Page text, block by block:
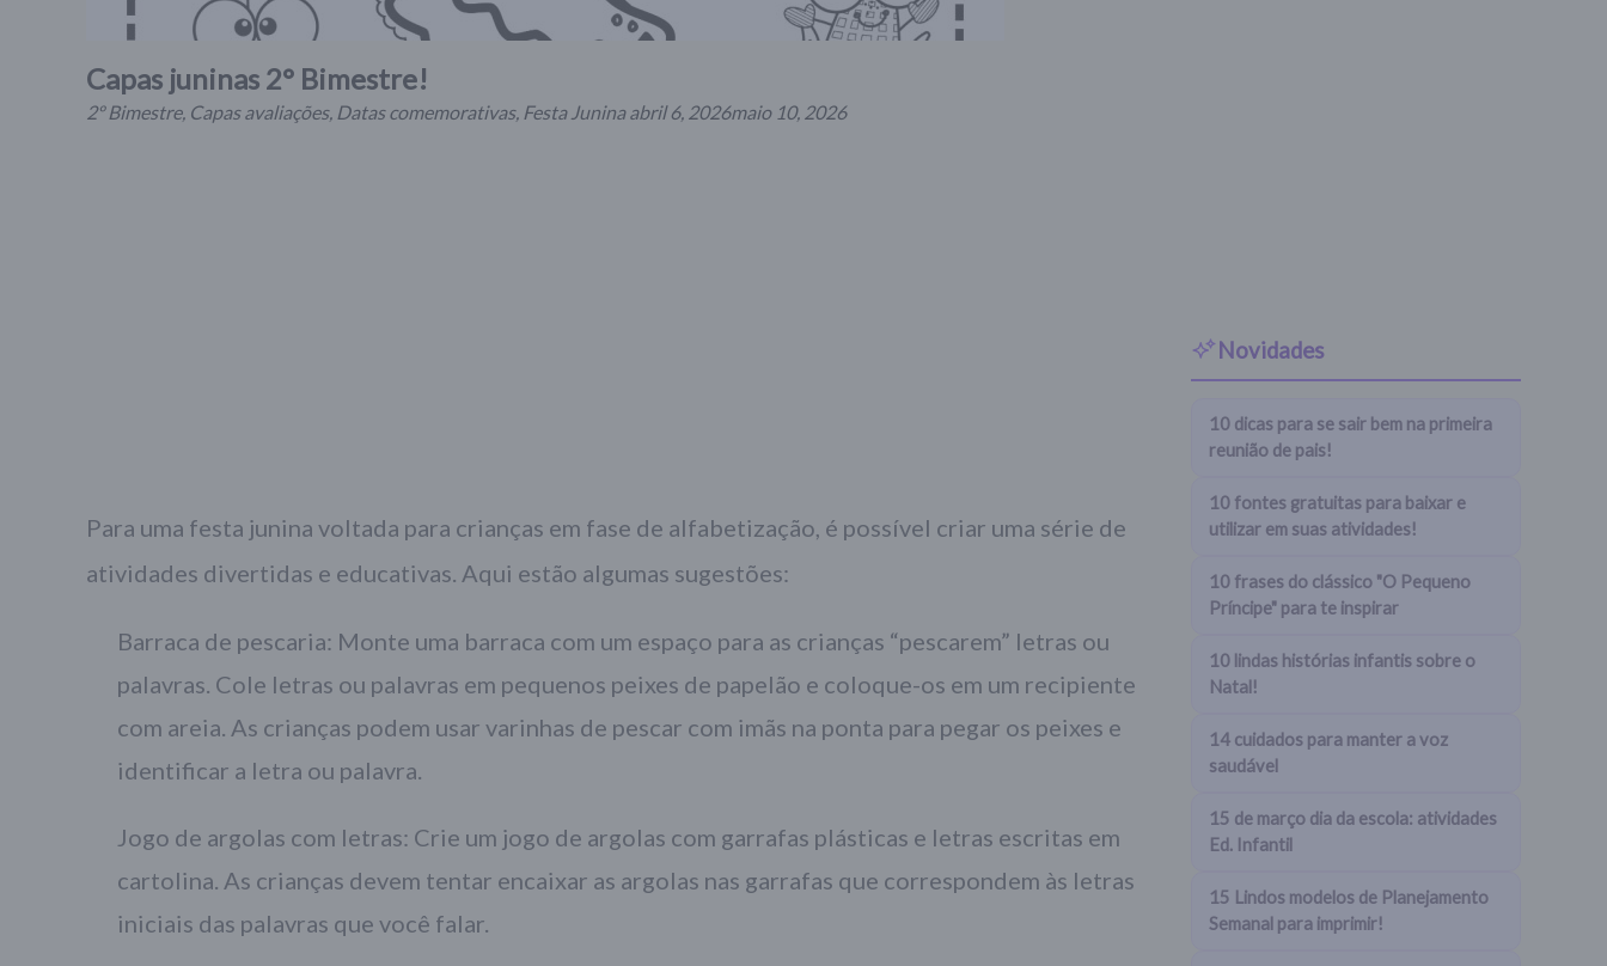
Capas juninas 2° Bimestre!
2º Bimestre, Capas avaliações, Datas comemorativas, Festa Junina abril 6, 2026maio 10, 2026
Para uma festa junina voltada para crianças em fase de alfabetização, é possível criar uma série de
atividades divertidas e educativas. Aqui estão algumas sugestões:
Barraca de pescaria: Monte uma barraca com um espaço para as crianças “pescarem” letras ou
palavras. Cole letras ou palavras em pequenos peixes de papelão e coloque-os em um recipiente
com areia. As crianças podem usar varinhas de pescar com imãs na ponta para pegar os peixes e
identificar a letra ou palavra.
Jogo de argolas com letras: Crie um jogo de argolas com garrafas plásticas e letras escritas em
cartolina. As crianças devem tentar encaixar as argolas nas garrafas que correspondem às letras
iniciais das palavras que você falar.
Novidades
10 dicas para se sair bem na primeira
reunião de pais!
10 fontes gratuitas para baixar e
utilizar em suas atividades!
10 frases do clássico "O Pequeno
Príncipe" para te inspirar
10 lindas histórias infantis sobre o
Natal!
14 cuidados para manter a voz
saudável
15 de março dia da escola: atividades
Ed. Infantil
15 Lindos modelos de Planejamento
Semanal para imprimir!